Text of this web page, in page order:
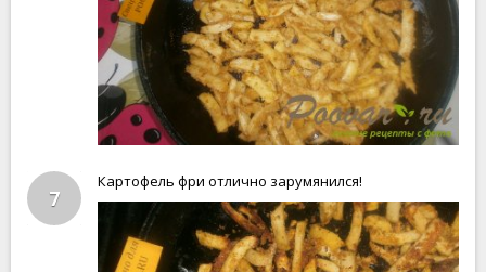
7
Картофель фри отлично зарумянился!